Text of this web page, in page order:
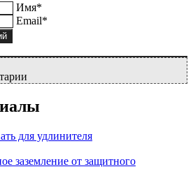
Имя*
Email*
для удлинителя
заземление от защитного